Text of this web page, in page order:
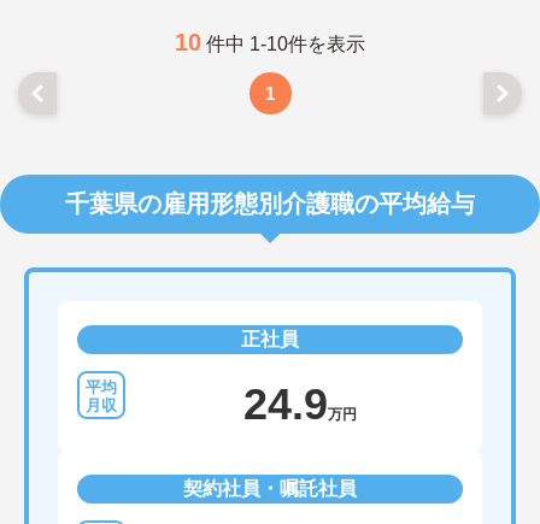
10 件中 1-10件を表示
1
千葉県の雇用形態別介護職の平均給与
正社員
24.9万円
契約社員・嘱託社員